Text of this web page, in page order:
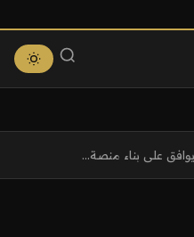
على بناء منصة...